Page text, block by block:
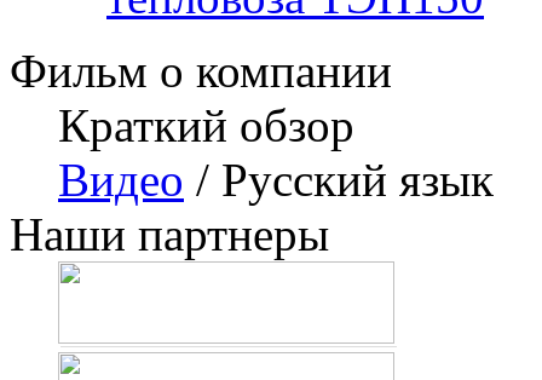
Фильм о компании
Краткий обзор
Видео / Русский язык
Наши партнеры